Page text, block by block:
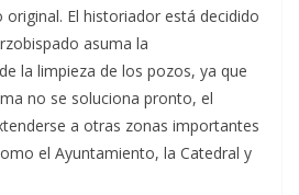
El historiador está decidido
asuma la
la limpieza de los pozos, ya que
no se soluciona pronto, el
a otras zonas importantes
el Ayuntamiento, la Catedral y